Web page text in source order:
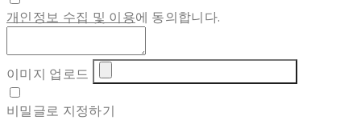
개인정보 수집 및 이용에 동의합니다.
이미지 업로드
비밀글로 지정하기